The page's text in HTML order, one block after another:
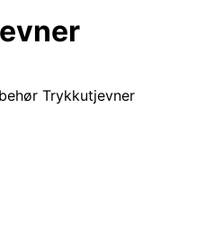
Trykkutjevner